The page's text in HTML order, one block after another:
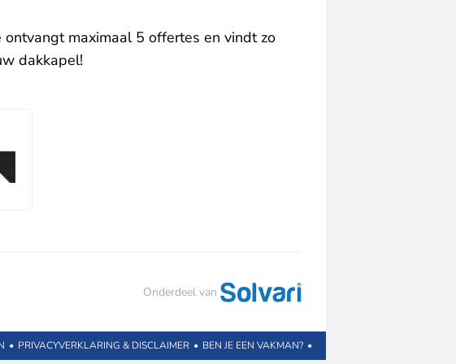
maximaal 5 offertes en vindt zo
dakkapel!
Onderdeel van
• PRIVACYVERKLARING & DISCLAIMER • BEN JE EEN VAKMAN? •